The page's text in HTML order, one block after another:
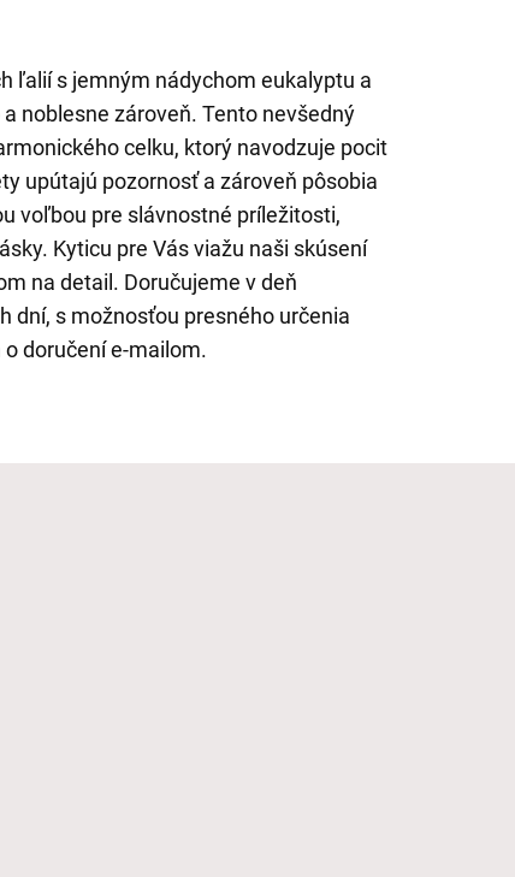
ľalií s jemným nádychom eukalyptu a
noblesne zároveň. Tento nevšedný
celku, ktorý navodzuje pocit
upútajú pozornosť a zároveň pôsobia
voľbou pre slávnostné príležitosti,
Kyticu pre Vás viažu naši skúsení
na detail. Doručujeme v deň
dní, s možnosťou presného určenia
doručení e-mailom.